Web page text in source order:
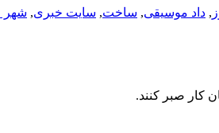
, داد موسیقی, ساخت, سایت خبری, شهر
کار صبر کنند.